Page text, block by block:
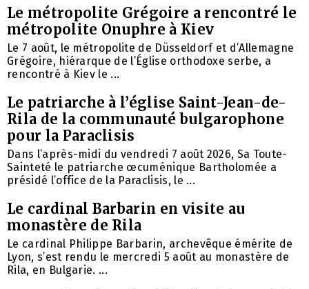
Le métropolite Grégoire a rencontré le
métropolite Onuphre à Kiev
Le 7 août, le métropolite de Düsseldorf et d’Allemagne
Grégoire, hiérarque de l’Église orthodoxe serbe, a
rencontré à Kiev le ...
Le patriarche à l’église Saint-Jean-de-
Rila de la communauté bulgarophone
pour la Paraclisis
Dans l’après-midi du vendredi 7 août 2026, Sa Toute-
Sainteté le patriarche œcuménique Bartholomée a
présidé l’office de la Paraclisis, le ...
Le cardinal Barbarin en visite au
monastère de Rila
Le cardinal Philippe Barbarin, archevêque émérite de
Lyon, s’est rendu le mercredi 5 août au monastère de
Rila, en Bulgarie. ...